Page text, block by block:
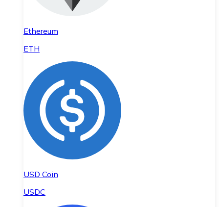
Ethereum
ETH
USD Coin
USDC